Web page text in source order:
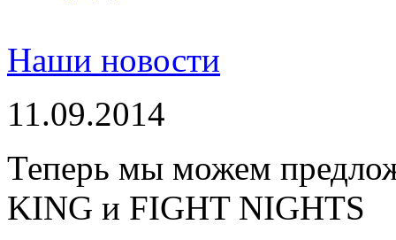
Наши новости
11.09.2014
Теперь мы можем
KING и FIGHT NIGHTS